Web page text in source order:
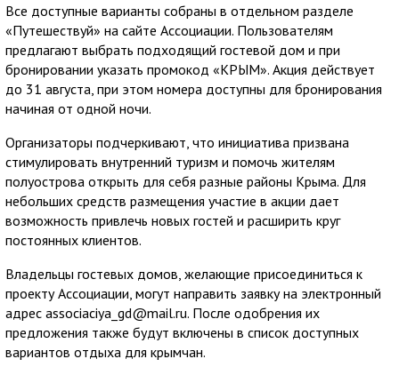
Все доступные варианты собраны в отдельном разделе
«Путешествуй» на сайте Ассоциации. Пользователям
предлагают выбрать подходящий гостевой дом и при
бронировании указать промокод «КРЫМ». Акция действует
до 31 августа, при этом номера доступны для бронирования
начиная от одной ночи.
Организаторы подчеркивают, что инициатива призвана
стимулировать внутренний туризм и помочь жителям
полуострова открыть для себя разные районы Крыма. Для
небольших средств размещения участие в акции дает
возможность привлечь новых гостей и расширить круг
постоянных клиентов.
Владельцы гостевых домов, желающие присоединиться к
проекту Ассоциации, могут направить заявку на электронный
адрес associaciya_gd@mail.ru. После одобрения их
предложения также будут включены в список доступных
вариантов отдыха для крымчан.